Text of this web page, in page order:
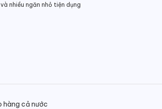
nhiều ngăn nhỏ tiện dụng
hàng cả nước